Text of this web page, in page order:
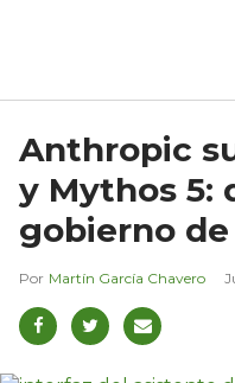
Anthropic
y Mythos 5:
gobierno
Martín García Chavero